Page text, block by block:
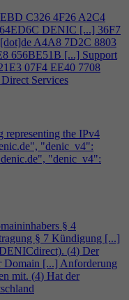
C326 4F26 A2C4
DENIC [...] 36F7
A4A8 7D2C 8803
656BE51B [...] Support
07F4 EE40 7708
Services
representing the IPv4
"denic_v4":
"denic_v4":
§ 4
§ 7 Kündigung [...]
(4) Der
Domain [...] Anforderung
mit. (4) Hat der